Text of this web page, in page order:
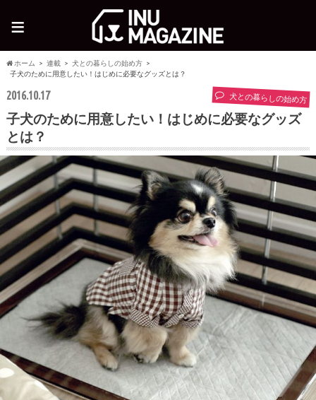
≡
ホーム 連載
犬との暮らしの始め方
子犬のために用意したい！はじめに必要なグッズとは？
2016.10.17 犬との暮らしの始め方
子犬のために用意したい！はじめに必要なグッズ
とは？